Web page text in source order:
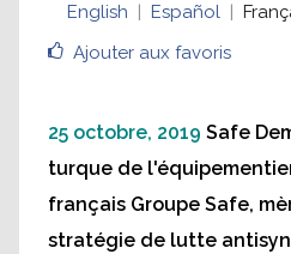
Ajouter aux favoris
English
Español
25 octobre, 2019 Safe
turque de
français Groupe Safe,
stratégie de lutte